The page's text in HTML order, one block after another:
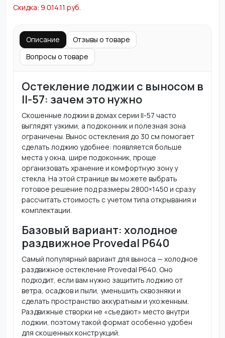
Скидка: 9 014.11 руб.
Описание
Отзывы о товаре
Вопросы о товаре
Остекление лоджии с выносом в
II-57: зачем это нужно
Скошенные лоджии в домах серии II-57 часто
выглядят узкими, а подоконник и полезная зона
ограничены. Вынос остекления до 30 см помогает
сделать лоджию удобнее: появляется больше
места у окна, шире подоконник, проще
организовать хранение и комфортную зону у
стекла. На этой странице вы можете выбрать
готовое решение под размеры 2800×1450 и сразу
рассчитать стоимость с учетом типа открывания и
комплектации.
Базовый вариант: холодное
раздвижное Provedal P640
Самый популярный вариант для выноса — холодное
раздвижное остекление Provedal P640. Оно
подходит, если вам нужно защитить лоджию от
ветра, осадков и пыли, уменьшить сквозняки и
сделать пространство аккуратным и ухоженным.
Раздвижные створки не «съедают» место внутри
лоджии, поэтому такой формат особенно удобен
для скошенных конструкций.